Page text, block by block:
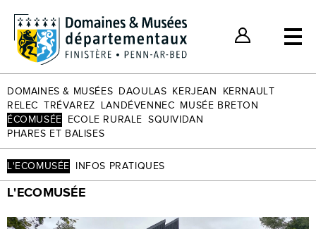
Nos bons plans
Espace Client
DOMAINES & MUSÉES DAOULAS KERJEAN
KERNAULT
RELEC TRÉVAREZ LANDÉVENNEC
MUSÉE BRETON
ÉCOMUSÉE
ECOLE RURALE SQUIVIDAN
PHARES ET BALISES
L'ECOMUSÉE INFOS PRATIQUES
L'ECOMUSÉE